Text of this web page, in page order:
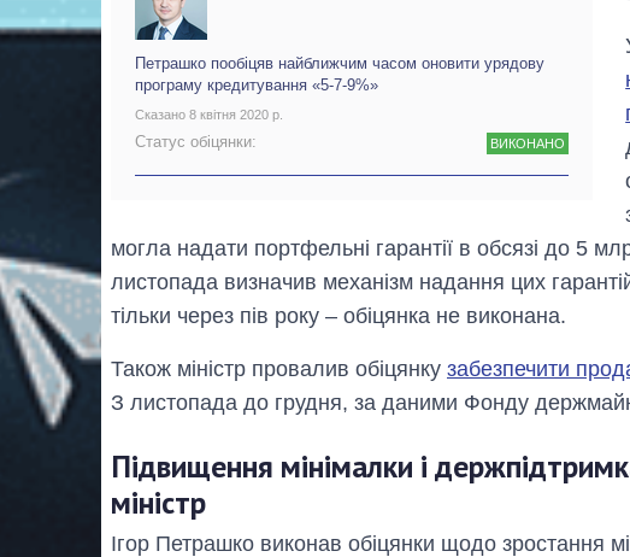
Петрашко пообіцяв найближчим часом оновити урядову
програму кредитування «5-7-9%»
Сказано 8 квітня 2020 р.
Статус обіцянки: ВИКОНАНО
могла надати портфельні гарантії в обсязі до 5
листопада визначив механізм надання цих
тільки через пів року – обіцянка не виконана.
Також міністр провалив обіцянку забезпечити
З листопада до грудня, за даними Фонду
Підвищення мінімалки і
міністр
Ігор Петрашко виконав обіцянки щодо зростання